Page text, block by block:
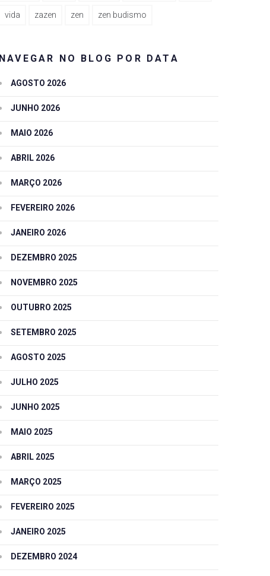
vida zazen zen zen budismo
NAVEGAR NO BLOG POR DATA
AGOSTO 2026
JUNHO 2026
MAIO 2026
ABRIL 2026
MARÇO 2026
FEVEREIRO 2026
JANEIRO 2026
DEZEMBRO 2025
NOVEMBRO 2025
OUTUBRO 2025
SETEMBRO 2025
AGOSTO 2025
JULHO 2025
JUNHO 2025
MAIO 2025
ABRIL 2025
MARÇO 2025
FEVEREIRO 2025
JANEIRO 2025
DEZEMBRO 2024